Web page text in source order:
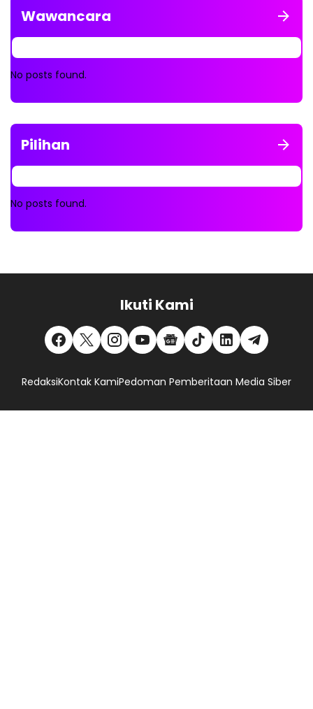
Wawancara
No posts found.
Pilihan
No posts found.
Ikuti Kami
RedaksiKontak KamiPedoman Pemberitaan Media Siber